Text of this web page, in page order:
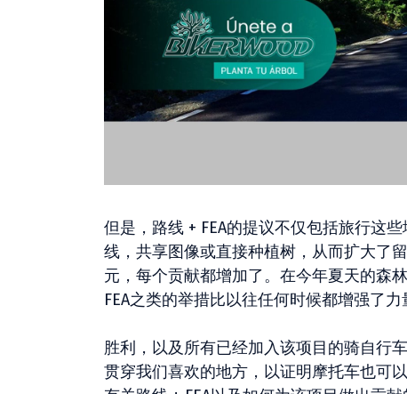
但是，路线 + FEA的提议不仅包括旅行这
线，共享图像或直接种植树，从而扩大了
元，每个贡献都增加了。在今年夏天的森
FEA之类的举措比以往任何时候都增强了力
胜利，以及所有已经加入该项目的骑自行
贯穿我们喜欢的地方，以证明摩托车也可